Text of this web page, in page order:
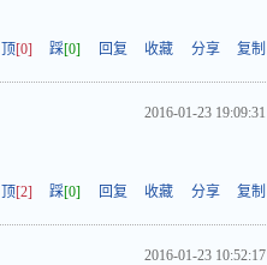
顶[0] 踩[0] 回复 收藏 分享 复制
2016-01-23 19:09:31
顶[2] 踩[0] 回复 收藏 分享 复制
2016-01-23 10:52:17